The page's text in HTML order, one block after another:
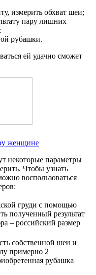
измерить обхват шеи;
пару лишних
рубашки.
ей удачно сможет
женщине
некоторые параметры
Чтобы узнать
воспользоваться
груди с помощью
полученный результат
– российский размер
собственной шеи и
примерно 2
рубашка